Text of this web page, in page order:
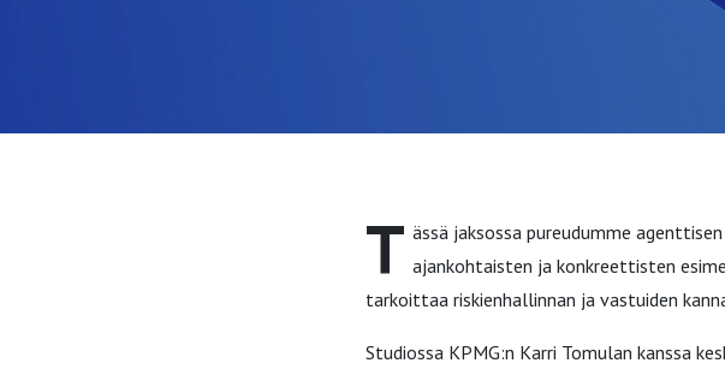
T ässä jaksossa pureudumme
ajankohtaisten ja konkreettisten
tarkoittaa riskienhallinnan ja vastuiden
Studiossa KPMG:n Karri Tomulan kanssa